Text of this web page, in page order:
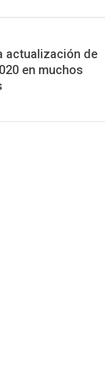
actualización de
en muchos